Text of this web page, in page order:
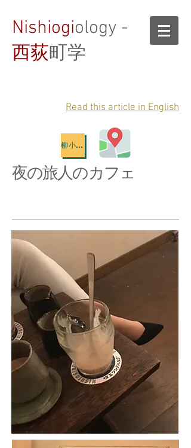
Nishiogiology -
西荻町学
Read this article in English
柳小路地図
夜の旅人のカフェ